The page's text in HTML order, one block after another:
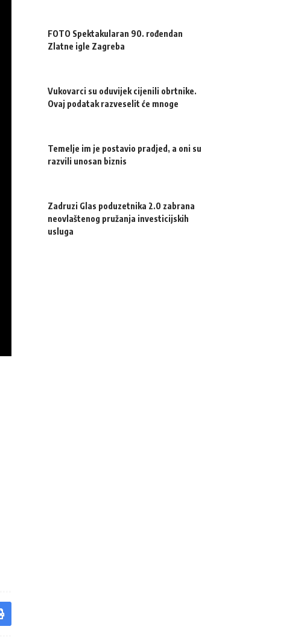
FOTO Spektakularan 90. rođendan
Zlatne igle Zagreba
Vukovarci su oduvijek cijenili obrtnike.
Ovaj podatak razveselit će mnoge
Temelje im je postavio pradjed, a oni su
razvili unosan biznis
Zadruzi Glas poduzetnika 2.0 zabrana
neovlaštenog pružanja investicijskih
usluga